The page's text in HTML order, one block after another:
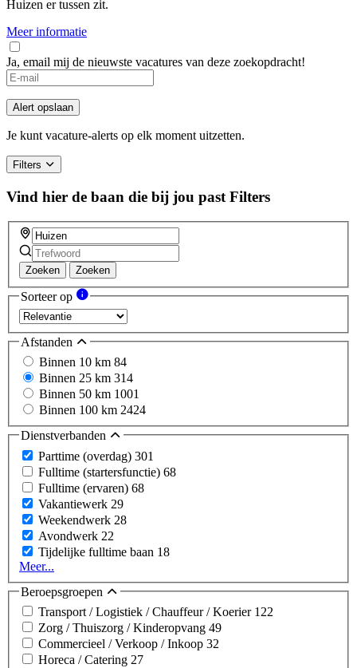
Huizen er tussen zit.
Meer informatie
Ja, email mij de nieuwste vacatures van deze zoekopdracht!
Alert opslaan
Je kunt vacature-alerts op elk moment uitzetten.
Filters
Vind hier de baan die bij jou past Filters
Zoeken Zoeken
Sorteer op
Afstanden
Binnen 10 km 84
Binnen 25 km 314
Binnen 50 km 1001
Binnen 100 km 2424
Dienstverbanden
Parttime (overdag) 301
Fulltime (startersfunctie) 68
Fulltime (ervaren) 68
Vakantiewerk 29
Weekendwerk 28
Avondwerk 22
Tijdelijke fulltime baan 18
Meer...
Beroepsgroepen
Transport / Logistiek / Chauffeur / Koerier 122
Zorg / Thuiszorg / Kinderopvang 49
Commercieel / Verkoop / Inkoop 32
Horeca / Catering 27